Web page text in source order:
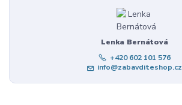
Lenka Bernátová
+420 602 101 576
info@zabavditeshop.cz